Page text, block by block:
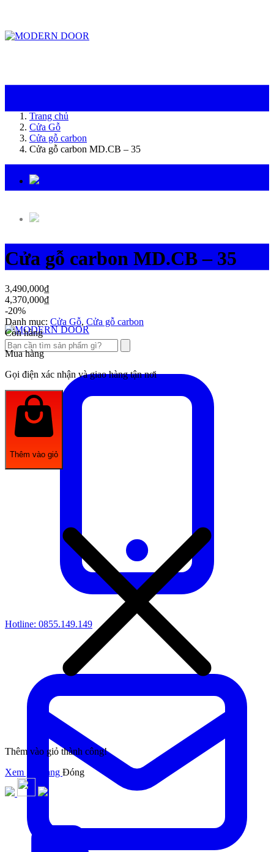
Hotline: 0855.149.149
Trang chủ
Cửa Gỗ
Cửa gỗ carbon
Cửa gỗ carbon MD.CB – 35
Cửa gỗ carbon MD.CB – 35
3,490,000₫
4,370,000₫
-20%
Danh mục: Cửa Gỗ, Cửa gỗ carbon
Còn hàng
Mua hàng
Gọi điện xác nhận và giao hàng tận nơi
Thêm vào giỏ
Thêm vào giỏ thành công!
Xem giỏ hàng Đóng